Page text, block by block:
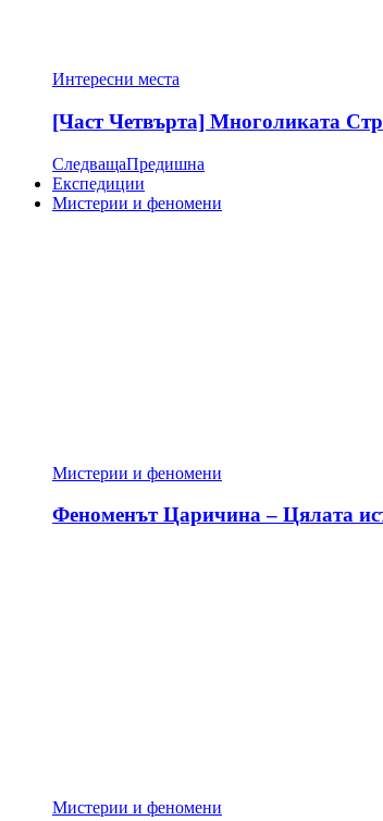
Интересни места
[Част Четвърта] Многоликата
СледващаПредишна
Експедиции
Мистерии и феномени
Мистерии и феномени
Феноменът Царичина – Цялата
Мистерии и феномени